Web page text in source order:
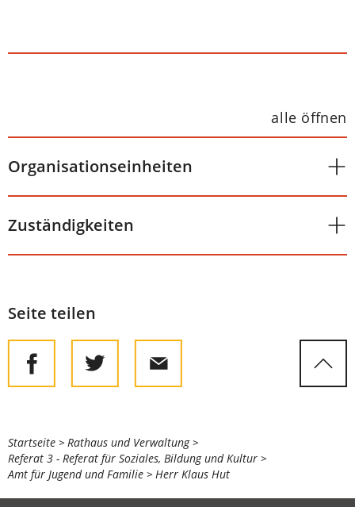
alle öffnen
Organisationseinheiten
Zuständigkeiten
Seite teilen
Sie
befinden
sich
Startseite
Rathaus und Verwaltung
Referat 3 - Referat für Soziales, Bildung und Kultur
Amt für Jugend und Familie
Herr Klaus Hut